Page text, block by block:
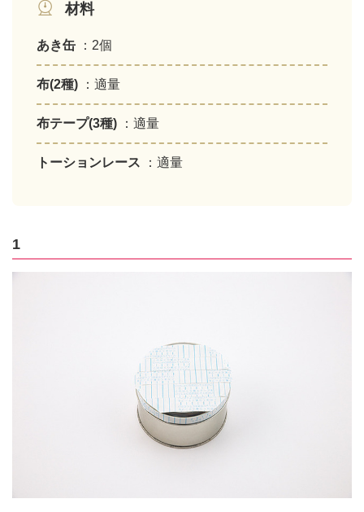
材料
あき缶 ：2個
布(2種) ：適量
布テープ(3種) ：適量
トーションレース ：適量
1